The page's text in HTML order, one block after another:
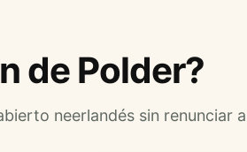
de Polder?
neerlandés sin renunciar a